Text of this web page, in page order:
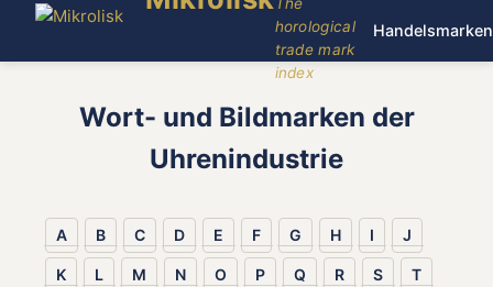
horological
trade mark
index
Handelsmarken
Wort- und Bildmarken der
Uhrenindustrie
A B C D E F G H I J
K L M N O P Q R S T